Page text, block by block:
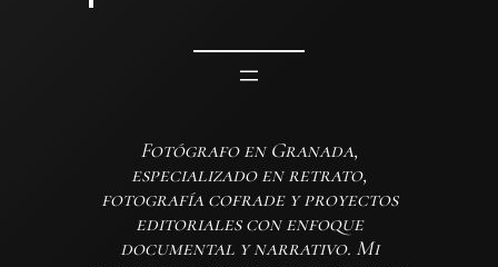
Fotógrafo en Granada,
especializado en retrato,
fotografía cofrade y proyectos
editoriales con enfoque
documental y narrativo. Mi